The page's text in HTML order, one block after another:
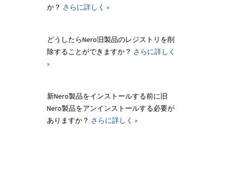
か？ さらに詳しく »
どうしたらNero旧製品のレジストリを削
除することができますか？ さらに詳しく
»
新Nero製品をインストールする前に旧
Nero製品をアンインストールする必要が
ありますか？ さらに詳しく »